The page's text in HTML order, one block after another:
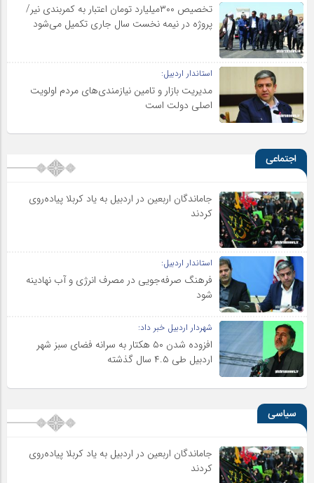
تخصیص ۳۰۰میلیارد تومان اعتبار به کمربندی نیر/
پروژه در نیمه نخست سال جاری تکمیل می‌شود
استاندار اردبیل:
مدیریت بازار و تامین نیازمندی‌های مردم اولویت‌
اصلی دولت است
اجتماعی
جاماندگان اربعین در اردبیل به یاد کربلا پیاده‌روی
کردند
استاندار اردبیل:
فرهنگ صرفه‌جویی در مصرف انرژی و آب نهادینه
شود
شهردار اردبیل خبر داد:
افزوده شدن ۵۰ هکتار به سرانه فضای سبز شهر
اردبیل طی ۴.۵ سال گذشته
سیاسی
جاماندگان اربعین در اردبیل به یاد کربلا پیاده‌روی
کردند